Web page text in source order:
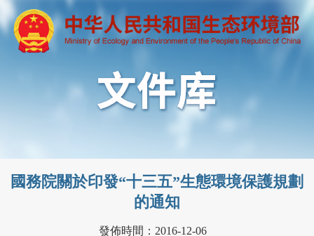
國務院關於印發“十三五”生態環境保護規劃
的通知
發佈時間：2016-12-06